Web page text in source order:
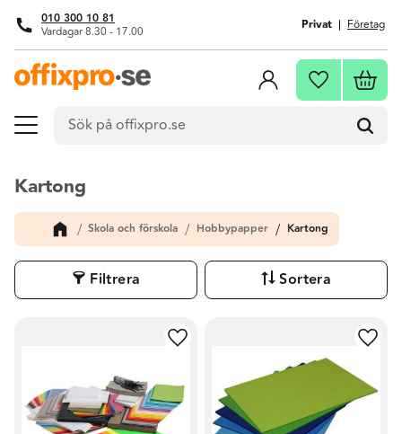
Meny
010 300 10 81
Vardagar 8.30 - 17.00 Privat Företag
Favoriter
Kartong
Skola och förskola Hobbypapper Kartong
Filtrera Sortera
Lägg till i favoriter